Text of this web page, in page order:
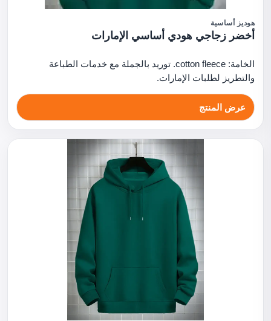
هوديز أساسية
أخضر زجاجي هودي أساسي الإمارات
الخامة: cotton fleece. توريد بالجملة مع خدمات الطباعة
والتطريز لطلبات الإمارات.
عرض المنتج